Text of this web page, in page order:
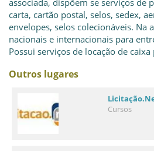
associada, dispõem se serviços de
carta, cartão postal, selos, sedex,
envelopes, selos colecionáveis. Na
nacionais e internacionais para
Possui serviços de locação de caixa
Outros lugares
Cursos